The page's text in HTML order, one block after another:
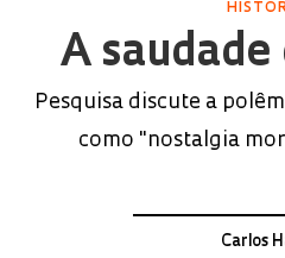
A
Pesquisa discute a
como "nostalgia
Carlos